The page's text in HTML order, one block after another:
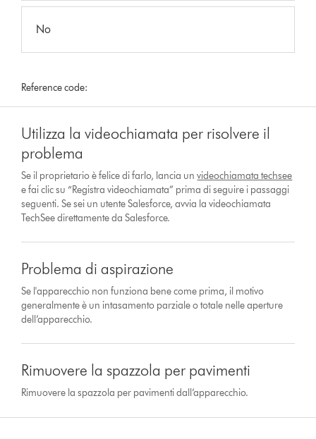
No
Reference code:
Utilizza la videochiamata per risolvere il
problema
Se il proprietario è felice di farlo, lancia unvideochiamata techsee
e fai clic su “Registra videochiamata” prima di seguire i passaggi
seguenti. Se sei un utente Salesforce, avvia la videochiamata
TechSee direttamente da Salesforce.
Problema di aspirazione
Se l'apparecchio non funziona bene come prima, il motivo
generalmente è un intasamento parziale o totale nelle aperture
dell’apparecchio.
Rimuovere la spazzola per pavimenti
Rimuovere la spazzola per pavimenti dall’apparecchio.